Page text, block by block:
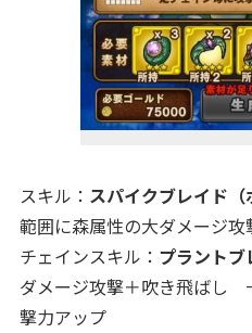
スキル： スパイクブレイド（
範囲に森属性の大ダメージ攻
チェインスキル： プラントブ
ダメージ攻撃＋吹き飛ばし
撃力アップ